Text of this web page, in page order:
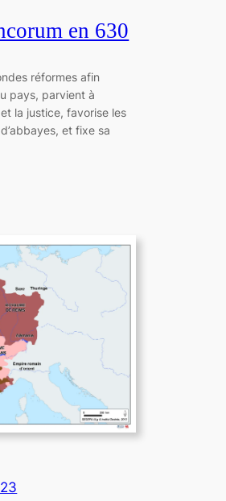
en 630
réformes afin
pays, parvient à
la justice, favorise les
et fixe sa